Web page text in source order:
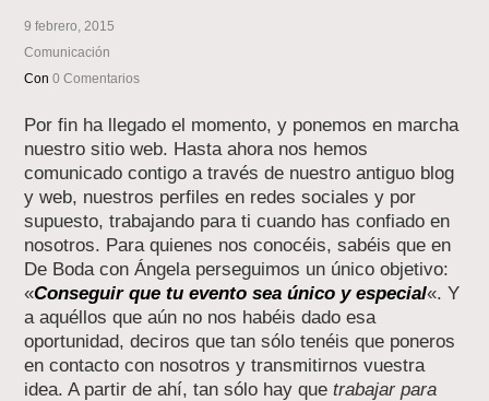
9 febrero, 2015
Comunicación
Con0 Comentarios
Por fin ha llegado el momento, y ponemos en marcha
nuestro sitio web. Hasta ahora nos hemos
comunicado contigo a través de nuestro antiguo blog
y web, nuestros perfiles en redes sociales y por
supuesto, trabajando para ti cuando has confiado en
nosotros. Para quienes nos conocéis, sabéis que en
De Boda con Ángela perseguimos un único objetivo:
«Conseguir que tu evento sea único y especial«. Y
a aquéllos que aún no nos habéis dado esa
oportunidad, deciros que tan sólo tenéis que poneros
en contacto con nosotros y transmitirnos vuestra
idea. A partir de ahí, tan sólo hay quetrabajar para